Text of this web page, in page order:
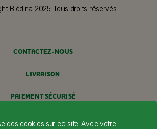
Blédina 2025. Tous droits réservés
CONTACTEZ-NOUS
LIVRAISON
PAIEMENT SÉCURISÉ
PROFESSIONNELS DE SANTÉ
des cookies sur ce site. Avec votre